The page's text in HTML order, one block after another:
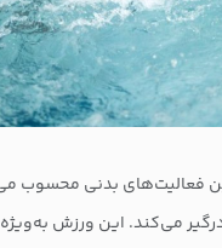
فعالیت‌های بدنی محسوب
می‌کند. این ورزش